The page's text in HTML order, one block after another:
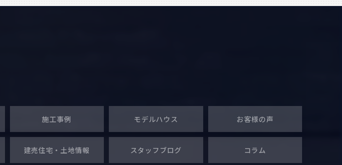
施工事例 モデルハウス お客様の声
建売住宅・土地情報 スタッフブログ コラム